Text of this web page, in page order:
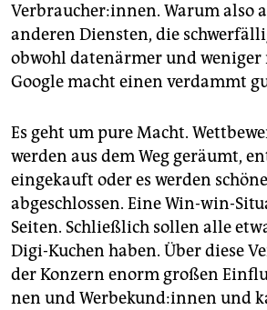
Verbraucher:innen. Warum also
anderen Diensten, die
obwohl datenärmer und weniger
Google macht einen verdammt
Es geht um pure Macht.
werden aus dem Weg geräumt,
eingekauft oder es werden
abgeschlossen. Eine Win-win-
Seiten. Schließlich sollen alle
Digi-Kuchen haben. Über diese
der Konzern enorm großen
nen und Wer­be­kun­d:in­nen und